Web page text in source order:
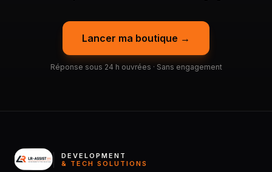
Lancer ma boutique →
Réponse sous 24 h ouvrées · Sans engagement
DEVELOPMENT
& TECH SOLUTIONS